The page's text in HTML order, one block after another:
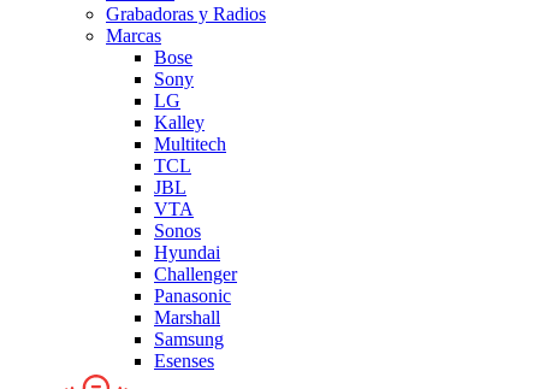
Grabadoras y Radios
Marcas
Bose
Sony
LG
Kalley
Multitech
TCL
JBL
VTA
Sonos
Hyundai
Challenger
Panasonic
Marshall
Samsung
Esenses